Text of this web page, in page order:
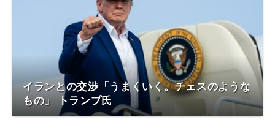
イランとの交渉「うまくいく。チェスのような
もの」 トランプ氏